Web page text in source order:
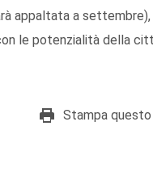
appaltata a settembre),
le potenzialità della
Stampa